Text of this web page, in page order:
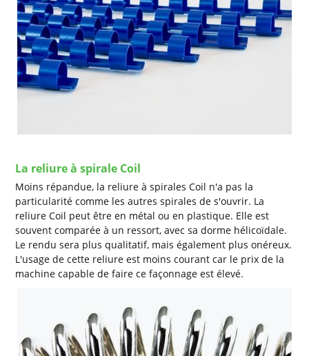
La reliure à spirale Coil
Moins répandue, la reliure à spirales Coil n'a pas la
particularité comme les autres spirales de s'ouvrir. La
reliure Coil peut être en métal ou en plastique. Elle est
souvent comparée à un ressort, avec sa dorme hélicoïdale.
Le rendu sera plus qualitatif, mais également plus onéreux.
L'usage de cette reliure est moins courant car le prix de la
machine capable de faire ce façonnage est élevé.